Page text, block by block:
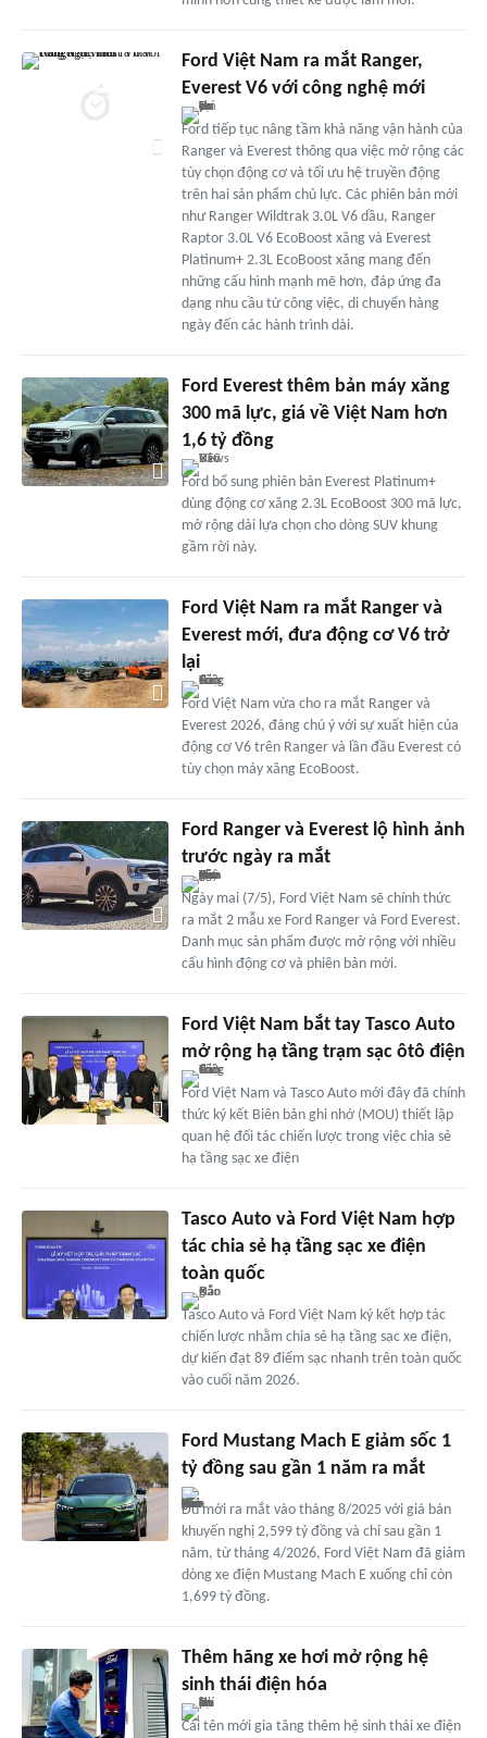
Ford Việt Nam ra mắt Ranger,
Everest V6 với công nghệ mới
Ford tiếp tục nâng tầm khả năng vận hành của
Ranger và Everest thông qua việc mở rộng các
tùy chọn động cơ và tối ưu hệ truyền động
trên hai sản phẩm chủ lực. Các phiên bản mới
như Ranger Wildtrak 3.0L V6 dầu, Ranger
Raptor 3.0L V6 EcoBoost xăng và Everest
Platinum+ 2.3L EcoBoost xăng mang đến
những cấu hình mạnh mẽ hơn, đáp ứng đa
dạng nhu cầu từ công việc, di chuyển hàng
ngày đến các hành trình dài.
Ford Everest thêm bản máy xăng
300 mã lực, giá về Việt Nam hơn
1,6 tỷ đồng
Ford bổ sung phiên bản Everest Platinum+
dùng động cơ xăng 2.3L EcoBoost 300 mã lực,
mở rộng dải lựa chọn cho dòng SUV khung
gầm rời này.
Ford Việt Nam ra mắt Ranger và
Everest mới, đưa động cơ V6 trở
lại
Ford Việt Nam vừa cho ra mắt Ranger và
Everest 2026, đáng chú ý với sự xuất hiện của
động cơ V6 trên Ranger và lần đầu Everest có
tùy chọn máy xăng EcoBoost.
Ford Ranger và Everest lộ hình ảnh
trước ngày ra mắt
Ngày mai (7/5), Ford Việt Nam sẽ chính thức
ra mắt 2 mẫu xe Ford Ranger và Ford Everest.
Danh mục sản phẩm được mở rộng với nhiều
cấu hình động cơ và phiên bản mới.
Ford Việt Nam bắt tay Tasco Auto
mở rộng hạ tầng trạm sạc ôtô điện
Ford Việt Nam và Tasco Auto mới đây đã chính
thức ký kết Biên bản ghi nhớ (MOU) thiết lập
quan hệ đối tác chiến lược trong việc chia sẻ
hạ tầng sạc xe điện
Tasco Auto và Ford Việt Nam hợp
tác chia sẻ hạ tầng sạc xe điện
toàn quốc
Tasco Auto và Ford Việt Nam ký kết hợp tác
chiến lược nhằm chia sẻ hạ tầng sạc xe điện,
dự kiến đạt 89 điểm sạc nhanh trên toàn quốc
vào cuối năm 2026.
Ford Mustang Mach E giảm sốc 1
tỷ đồng sau gần 1 năm ra mắt
Dù mới ra mắt vào tháng 8/2025 với giá bán
khuyến nghị 2,599 tỷ đồng và chỉ sau gần 1
năm, từ tháng 4/2026, Ford Việt Nam đã giảm
dòng xe điện Mustang Mach E xuống chỉ còn
1,699 tỷ đồng.
Thêm hãng xe hơi mở rộng hệ
sinh thái điện hóa
Cái tên mới gia tăng thêm hệ sinh thái xe điện